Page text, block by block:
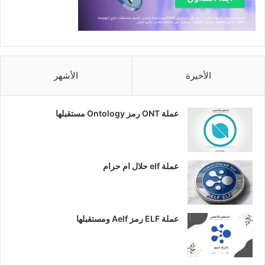
الأخيرة الأشهر
عملة ONT رمز Ontology مستقبلها
عملة elf حلال ام حرام
عملة ELF رمز Aelf ومستقبلها